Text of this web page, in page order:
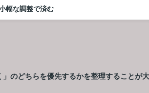
幅な調整で済む
のどちらを優先するかを整理することが大